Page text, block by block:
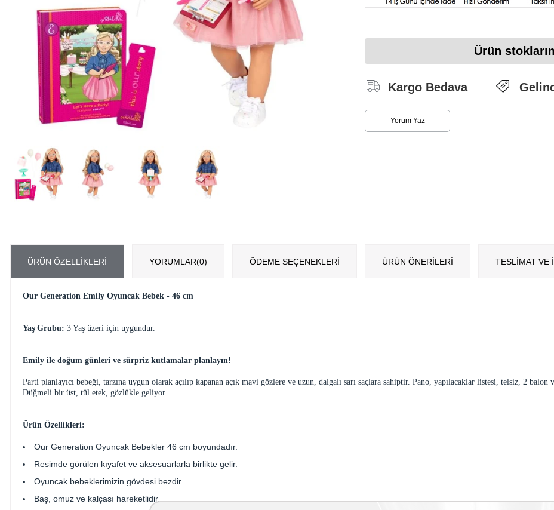
Ürün
Kargo Bedava
Yorum Yaz
ÜRÜN ÖZELLIKLERI YORUMLAR(0) ÖDEME SEÇENEKLERI ÜRÜN ÖNERILERI TESLİMAT VE
Our Generation Emily Oyuncak Bebek - 46 cm
Yaş Grubu: 3 Yaş üzeri için uygundur.
Emily ile doğum günleri ve sürpriz kutlamalar planlayın!
Parti planlayıcı bebeği, tarzına uygun olarak açılıp kapanan açık mavi gözlere ve uzun, dalgalı sarı saçlara sahiptir. Pano, yapılacaklar listesi, telsiz, 2
Düğmeli bir üst, tül etek, gözlükle geliyor.
Ürün Özellikleri:
Our Generation Oyuncak Bebekler 46 cm boyundadır.
Resimde görülen kıyafet ve aksesuarlarla birlikte gelir.
Oyuncak bebeklerimizin gövdesi bezdir.
Baş, omuz ve kalçası hareketlidir.